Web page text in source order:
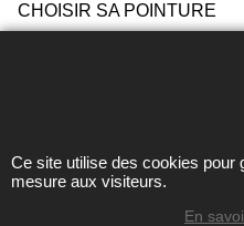
CHOISIR SA POINTURE
Toute reproduction de textes,
sites Avril chausseur
Ce site utilise des cookies pour
mesure aux visiteurs.
En